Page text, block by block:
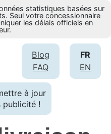
statistiques basées sur
Seul votre concessionnaire
les délais officiels en
FR
EN
Blog
FAQ
à jour
publicité !